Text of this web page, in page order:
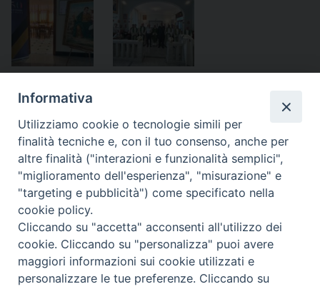
Venezia – Dedicazione della
Chiesa “Maria Regina della
Pace” al Comando Regionale
della GDF
Grande partecipazione al
trigesimo di mons. Rotondi
Ordinariato Militare per l'Italia
Informativa
Utilizziamo cookie o tecnologie simili per
finalità tecniche e, con il tuo consenso, anche per
altre finalità ("interazioni e funzionalità semplici",
"miglioramento dell'esperienza", "misurazione" e
"targeting e pubblicità") come specificato nella
cookie policy.
Cliccando su "accetta" acconsenti all'utilizzo dei
cookie. Cliccando su "personalizza" puoi avere
maggiori informazioni sui cookie utilizzati e
personalizzare le tue preferenze. Cliccando su